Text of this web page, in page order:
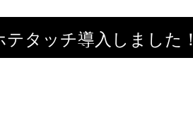
タッチ導入しました！